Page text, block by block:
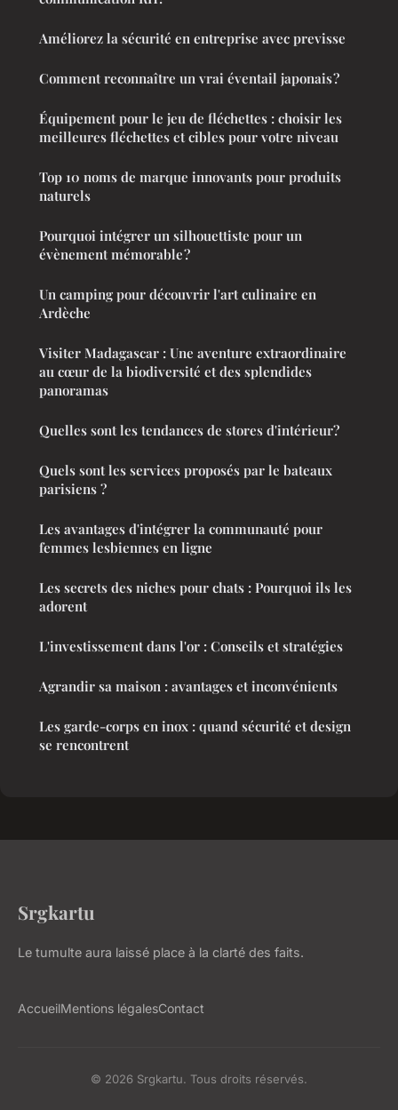
Améliorez la sécurité en entreprise avec previsse
Comment reconnaître un vrai éventail japonais ?
Équipement pour le jeu de fléchettes : choisir les
meilleures fléchettes et cibles pour votre niveau
Top 10 noms de marque innovants pour produits
naturels
Pourquoi intégrer un silhouettiste pour un
évènement mémorable ?
Un camping pour découvrir l'art culinaire en
Ardèche
Visiter Madagascar : Une aventure extraordinaire
au cœur de la biodiversité et des splendides
panoramas
Quelles sont les tendances de stores d'intérieur?
Quels sont les services proposés par le bateaux
parisiens ?
Les avantages d'intégrer la communauté pour
femmes lesbiennes en ligne
Les secrets des niches pour chats : Pourquoi ils les
adorent
L'investissement dans l'or : Conseils et stratégies
Agrandir sa maison : avantages et inconvénients
Les garde-corps en inox : quand sécurité et design
se rencontrent
Srgkartu
Le tumulte aura laissé place à la clarté des faits.
AccueilMentions légalesContact
© 2026 Srgkartu. Tous droits réservés.